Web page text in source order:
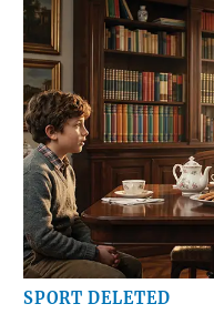
SPORT DELETED